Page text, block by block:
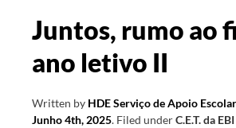
Juntos, rumo ao
ano letivo II
Written by HDE Serviço de Apoio Escolar
Junho 4th, 2025. Filed underC.E.T. da